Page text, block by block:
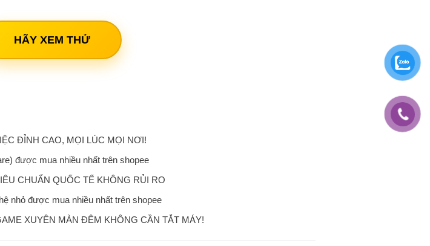
HÃY XEM THỬ
ĐỈNH CAO, MỌI LÚC MỌI NƠI!
được mua nhiều nhất trên shopee
CHUẨN QUỐC TẾ KHÔNG RỦI RO
nhỏ được mua nhiều nhất trên shopee
XUYÊN MÀN ĐÊM KHÔNG CẦN TẮT MÁY!